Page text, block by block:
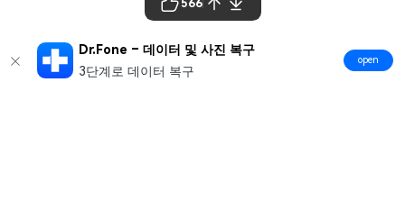
566
Dr.Fone – 데이터 및 사진 복구
3단계로 데이터 복구
open